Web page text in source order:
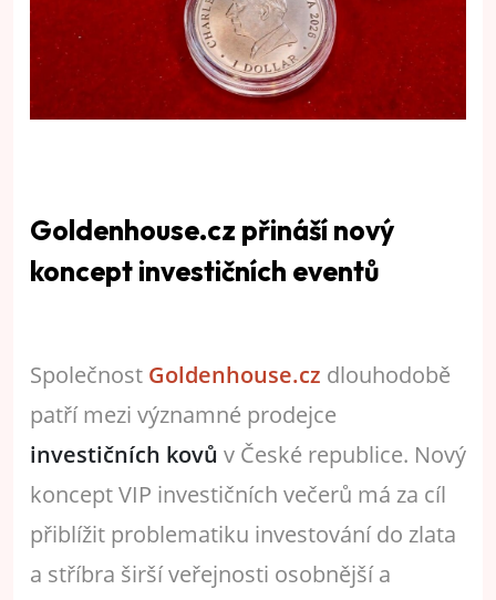
Goldenhouse.cz přináší nový
koncept investičních eventů
Společnost Goldenhouse.cz dlouhodobě
patří mezi významné prodejce
investičních kovů v České republice. Nový
koncept VIP investičních večerů má za cíl
přiblížit problematiku investování do zlata
a stříbra širší veřejnosti osobnější a